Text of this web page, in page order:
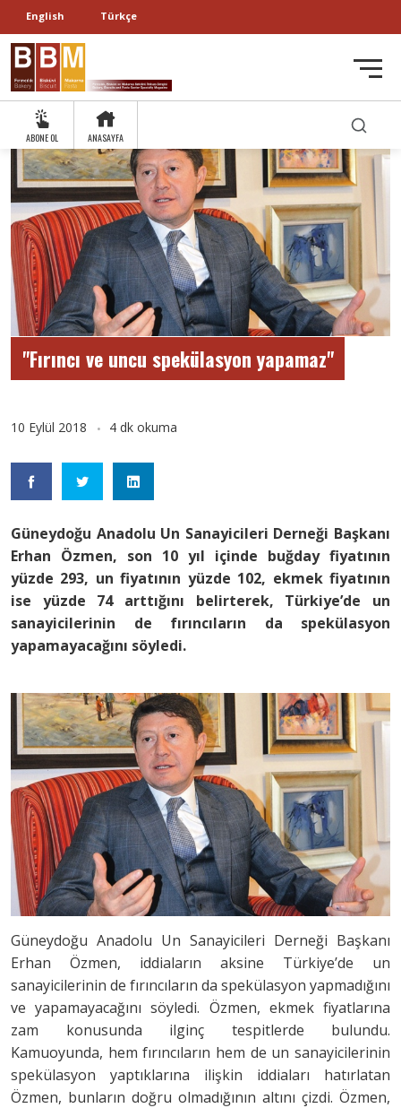
English Türkçe
ABONE OL ANASAYFA
"Fırıncı ve uncu spekülasyon yapamaz"
10 Eylül 2018 4 dk okuma
Güneydoğu Anadolu Un Sanayicileri Derneği Başkanı
Erhan Özmen, son 10 yıl içinde buğday fiyatının
yüzde 293, un fiyatının yüzde 102, ekmek fiyatının
ise yüzde 74 arttığını belirterek, Türkiye’de un
sanayicilerinin de fırıncıların da spekülasyon
yapamayacağını söyledi.
Güneydoğu Anadolu Un Sanayicileri Derneği Başkanı
Erhan Özmen, iddiaların aksine Türkiye’de un
sanayicilerinin de fırıncıların da spekülasyon yapmadığını
ve yapamayacağını söyledi. Özmen, ekmek fiyatlarına
zam konusunda ilginç tespitlerde bulundu.
Kamuoyunda, hem fırıncıların hem de un sanayicilerinin
spekülasyon yaptıklarına ilişkin iddiaları hatırlatan
Özmen, bunların doğru olmadığının altını çizdi. Özmen,